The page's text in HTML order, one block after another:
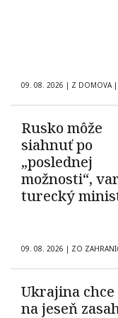
09. 08. 2026 | Z DOMOVA |
Rusko môže
siahnuť po
„poslednej
možnosti“,
turecký
09. 08. 2026 | ZO
Ukrajina chce
na jeseň